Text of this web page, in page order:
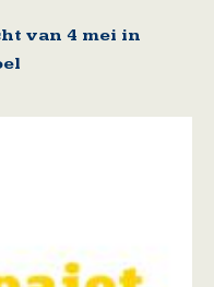
van 4 mei in